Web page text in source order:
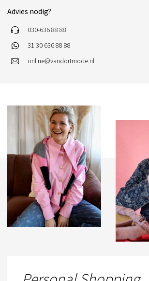
Advies nodig?
030-636 88 88
31 30 636 88 88
online@vandortmode.nl